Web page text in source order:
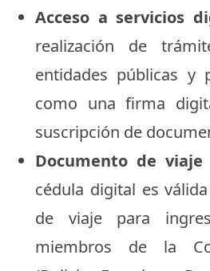
Acceso a servicios
realización de
entidades públicas y
como una firma
suscripción de
Documento de
cédula digital es
de viaje para
miembros de la